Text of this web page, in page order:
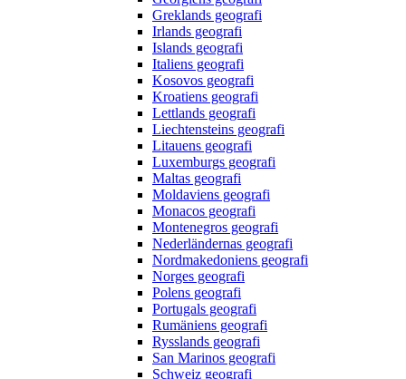
Greklands geografi
Irlands geografi
Islands geografi
Italiens geografi
Kosovos geografi
Kroatiens geografi
Lettlands geografi
Liechtensteins geografi
Litauens geografi
Luxemburgs geografi
Maltas geografi
Moldaviens geografi
Monacos geografi
Montenegros geografi
Nederländernas geografi
Nordmakedoniens geografi
Norges geografi
Polens geografi
Portugals geografi
Rumäniens geografi
Rysslands geografi
San Marinos geografi
Schweiz geografi